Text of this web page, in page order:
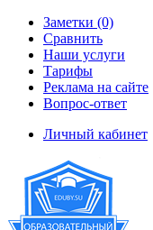
Заметки (0)
Сравнить
Наши услуги
Тарифы
Реклама на сайте
Вопрос-ответ
Личный кабинет